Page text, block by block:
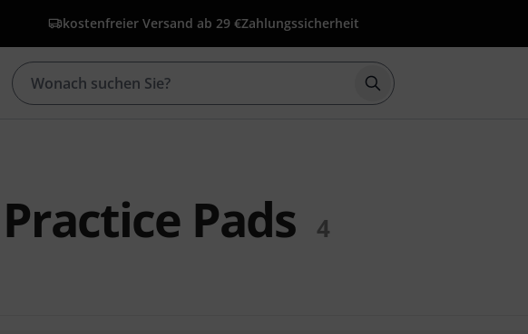
kostenfreier Versand ab 29 €Zahlungssicherheit
Suche mit Suchwort
Pads 4